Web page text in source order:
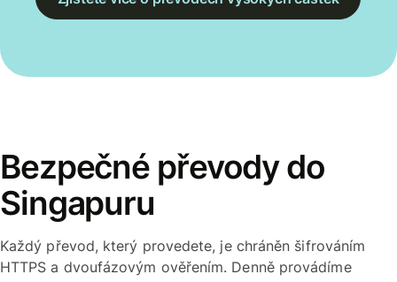
Bezpečné převody do
Singapuru
Každý převod, který provedete, je chráněn šifrováním
HTTPS a dvoufázovým ověřením. Denně provádíme